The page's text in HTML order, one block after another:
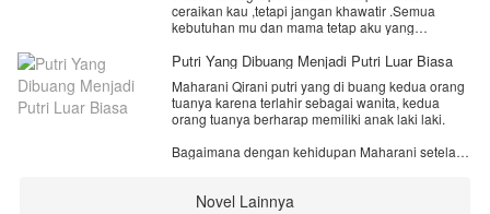
terbaik."
Kalimat itu terus kudengar selama tiga tahun
Hingga suatu hari, aku sadar. Seorang istri tidak
seharusnya berjuang sendirian mempertahankan
rumah tangga.
Saat kesabaranku habis dan perceraian menjadi
satu-satunya jalan, penyesalan justru datang
kepada mereka yang selama ini menghancurkan
hidupku.
datang ketika semuanya sudah terlambat.
ceraikan kau ,tetapi jangan khawatir .Semua
kebutuhan mu dan mama tetap aku yang
kekurangan sesuatu apapun !"
Putri Yang Dibuang Menjadi Putri Luar Biasa
Maharani Qirani putri yang di buang kedua orang
tuanya karena terlahir sebagai wanita, kedua
orang tuanya berharap memiliki anak laki laki.
Bagaimana dengan kehidupan Maharani setelah
Novel Lainnya